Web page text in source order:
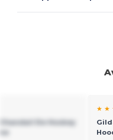
De Hockey
★ ★